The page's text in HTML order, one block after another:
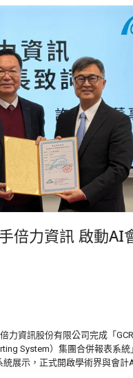
倍力資訊 啟動AI
力資訊股份有限公司完成「
System）集團合併報表系統
展示，正式開啟學術界與會計